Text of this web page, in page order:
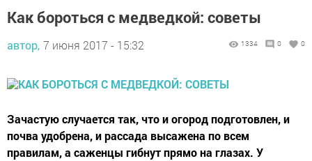
Как бороться с медведкой: советы
автор, 7 июня 2017 - 15:32 1334 0 0
Зачастую случается так, что и огород подготовлен, и
почва удобрена, и рассада высажена по всем
правилам, а саженцы гибнут прямо на глазах. У